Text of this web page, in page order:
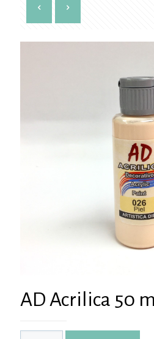
AD Acrilica 50